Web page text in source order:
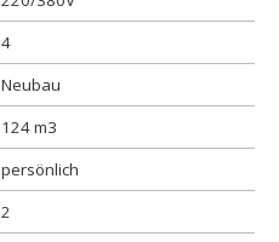
4
Neubau
124 m3
persönlich
2